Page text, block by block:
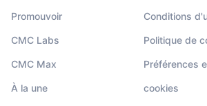
Promouvoir
CMC Labs
CMC Max
À la une
Conditions
Politique de
Préférences
cookies